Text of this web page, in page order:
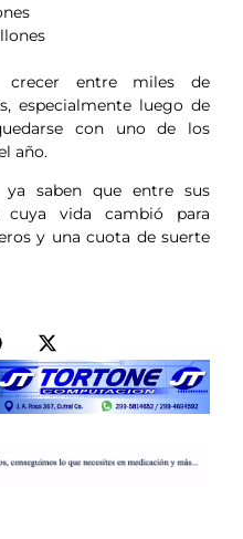
crecer entre miles de
especialmente luego de
con uno de los
año.
saben que entre sus
cuya vida cambió para
y una cuota de suerte